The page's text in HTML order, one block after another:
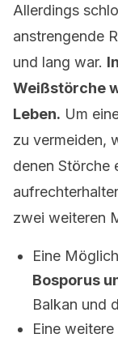
Allerdings
anstrengende
und lang war.
Weißstörche
Leben. Um
zu vermeiden,
denen Störche
zwei weiteren
Eine
Bosporus
Balkan und
Eine